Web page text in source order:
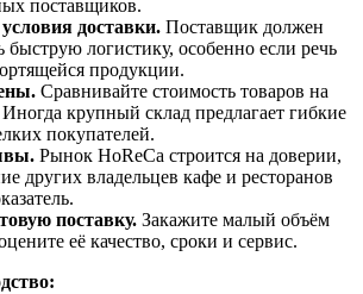
поставщиков.
доставки. Поставщик должен
быструю логистику, особенно если речь
продукции.
Сравнивайте стоимость товаров на
крупный склад предлагает гибкие
покупателей.
Рынок HoReCa строится на доверии,
других владельцев кафе и ресторанов
поставку. Закажите малый объём
её качество, сроки и сервис.